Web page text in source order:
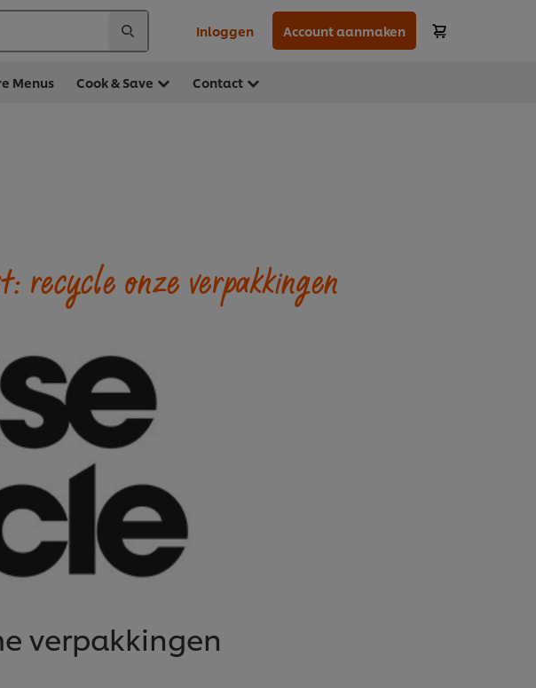
Inloggen Account aanmaken
Menus Cook & Save Contact
recycle onze verpakkingen
verpakkingen